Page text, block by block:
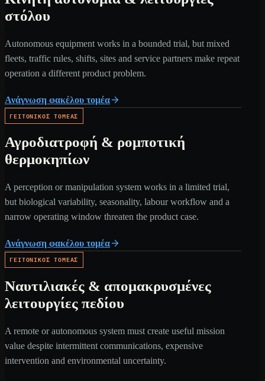
στόλου
Autonomous equipment works in a bounded trial, but mixed
fleets, traffic rules, shifts, sites and service partners make repeat
operation a different product problem.
Ανάγνωση φακέλου τομέα
ΓΕΙΤΟΝΙΚΌΣ ΤΟΜΈΑΣ
Αγροδιατροφή & ρομποτική
θερμοκηπίων
A perception or manipulation system works in a limited trial,
but biological variability, seasonality, labour workflow and a
narrow operating window threaten the product case.
Ανάγνωση φακέλου τομέα
ΓΕΙΤΟΝΙΚΌΣ ΤΟΜΈΑΣ
Ναυτιλιακές & απομακρυσμένες
λειτουργίες πεδίου
A remote or autonomous system must create useful mission
value despite intermittent communications, expensive
intervention and environmental uncertainty.